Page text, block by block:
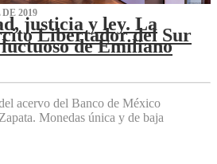
2019
justicia y ley. La
Libertador del Sur
de Emiliano
acervo del Banco de México
Monedas única y de baja